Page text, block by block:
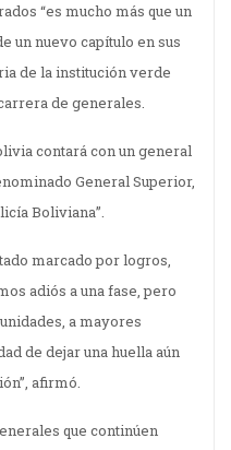
“es mucho más que un
un nuevo capítulo en sus
de la institución verde
de generales.
contará con un general
General Superior,
Boliviana”.
marcado por logros,
adiós a una fase, pero
a mayores
de dejar una huella aún
afirmó.
que continúen